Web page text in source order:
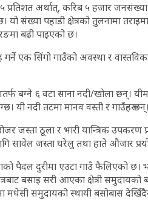
अर्थात्, करिब ५ हजार
संख्या पहाडी क्षेत्रको तुलनामा
बढी पाइएको छ।
एक सिंगो गाउँको अवस्था र
बग्ने ६ वटा साना नदी/खोला छन्।
यी नदी तटमा मानव वस्ती र गाउँहरू छन्।
जस्ता ठूला र भारी यान्त्रिक उपकरण
सावेल जस्ता घरेलु तथा हाते औजार
पैदल दुरीमा एउटा गाउँ फैलिएको
बसाइ सरी आएका क्षेत्री समुदायको
मधेसी समुदायको स्थायी बसोबास